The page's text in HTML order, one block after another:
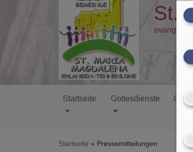
St.
Hauptnavigation
Startseite Gottesdienste
Startseite Pressemitteilungen